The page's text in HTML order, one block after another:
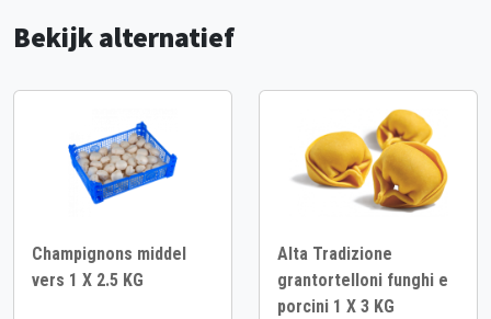
Bekijk alternatief
Champignons middel
vers 1 X 2.5 KG
Alta Tradizione
grantortelloni funghi e
porcini 1 X 3 KG